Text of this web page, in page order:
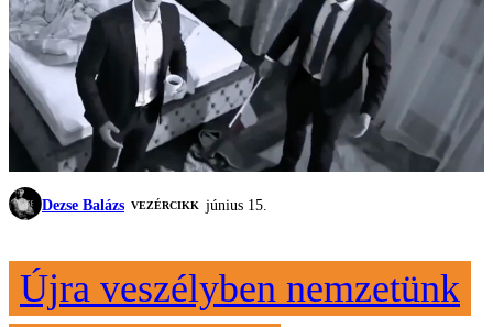
Dezse Balázs VEZÉRCIKK június 15.
Újra veszélyben nemzetünk